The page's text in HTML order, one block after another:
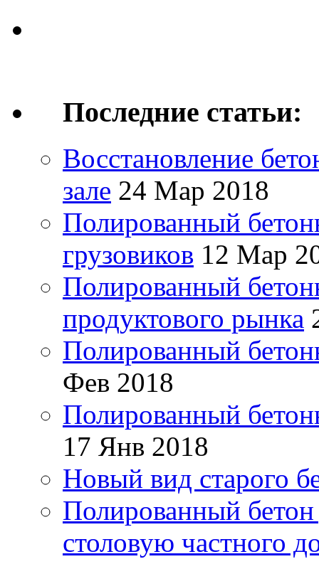
Последние статьи:
Восстановление
зале 24 Мар 2018
Полированный
грузовиков 12 Мар
Полированный
продуктового рынка
Полированный
Фев 2018
Полированный
17 Янв 2018
Новый вид старого
Полированный
столовую частного